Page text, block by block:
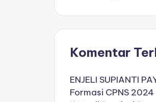
Komentar
ENJELI SUPIANTI
Formasi CPNS